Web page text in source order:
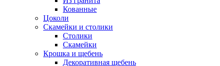
Кованные
Цоколи
Скамейки и столики
Столики
Скамейки
Крошка и щебень
Декоративная щебень